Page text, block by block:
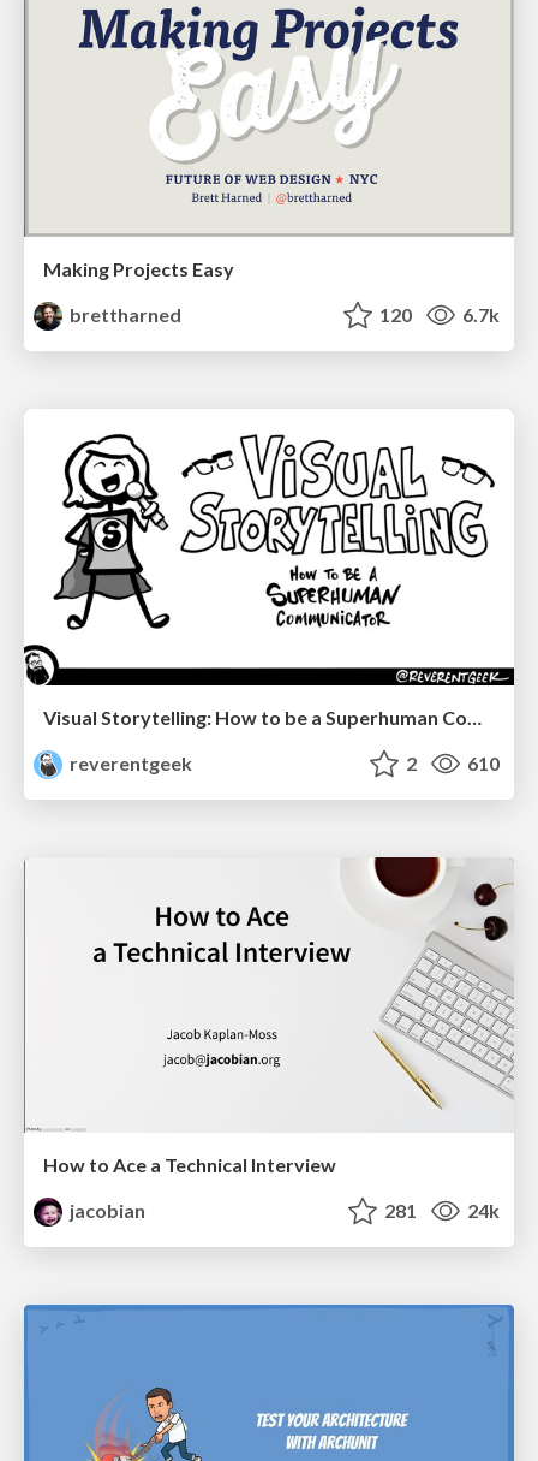
Making Projects Easy
brettharned
120 6.7k
reverentgeek
2 610
How to Ace a Technical Interview
jacobian
281 24k